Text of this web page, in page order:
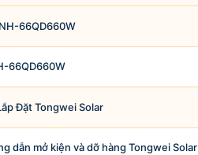
66QD660W
66QD660W
Đặt Tongwei Solar
dẫn mở kiện và dỡ hàng Tongwei Solar